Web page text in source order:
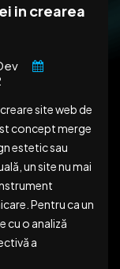
in crearea
site web de
concept merge
estetic sau
un site nu mai
Pentru ca un
cu o analiză
a